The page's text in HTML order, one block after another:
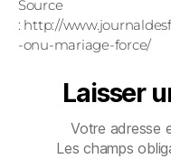
Source
: http://
-onu-mariage-force/
Laisser
Votre adresse
Les champs